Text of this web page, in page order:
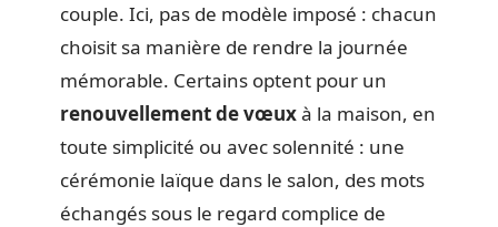
couple. Ici, pas de modèle imposé : chacun
choisit sa manière de rendre la journée
mémorable. Certains optent pour un
renouvellement de vœuxà la maison, en
toute simplicité ou avec solennité : une
cérémonie laïque dans le salon, des mots
échangés sous le regard complice de